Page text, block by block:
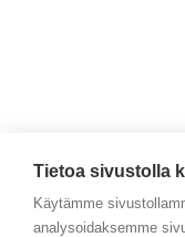
Tietoa sivustolla
Käytämme
analysoidaksemme